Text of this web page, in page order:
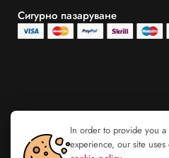
Сигурно пазаруване
In order to provide you
experience, our site uses